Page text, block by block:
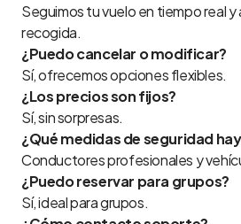
Seguimos tu vuelo en tiempo real y
recogida.
¿Puedo cancelar o modificar?
Sí, ofrecemos opciones flexibles.
¿Los precios son fijos?
Sí, sin sorpresas.
¿Qué medidas de seguridad
Conductores profesionales y
¿Puedo reservar para grupos?
Sí, ideal para grupos.